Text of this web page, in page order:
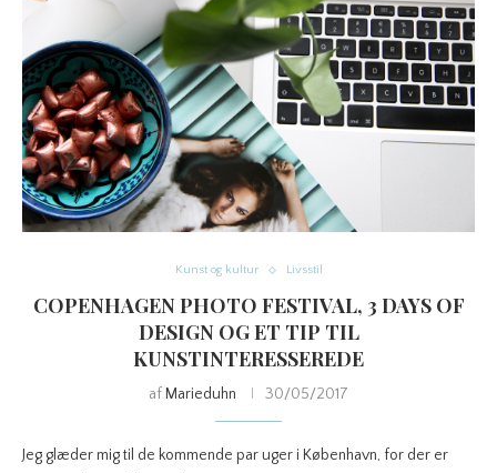
Kunst og kultur Livsstil
COPENHAGEN PHOTO FESTIVAL, 3 DAYS OF
DESIGN OG ET TIP TIL
KUNSTINTERESSEREDE
af Marieduhn 30/05/2017
Jeg glæder mig til de kommende par uger i København, for der er